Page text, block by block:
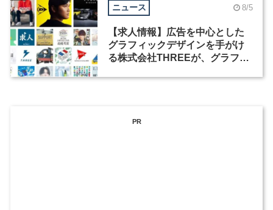
ニュース 8/5
【求人情報】広告を中心とした
グラフィックデザインを手がけ
る株式会社THREEが、グラフィ
PR